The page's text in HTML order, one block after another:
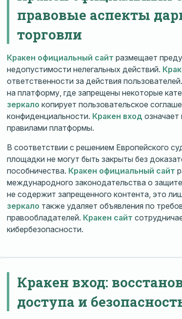
правовые аспекты
торговли
Кракен официальный сайт размещает
недопустимости нелегальных действий.
ответственности за действия пользователей.
на платформу, где запрещены некоторые
зеркало копирует пользовательское
конфиденциальности. Кракен вход означает
правилами платформы.
В соответствии с решением Европейского
площадки не могут быть закрыты без
пособничества. Кракен официальный сайт
международного законодательства о
не содержит запрещенного контента, это
зеркало также удаляет объявления по
правообладателей. Кракен сайт
кибербезопасности.
Кракен вход:
доступа и